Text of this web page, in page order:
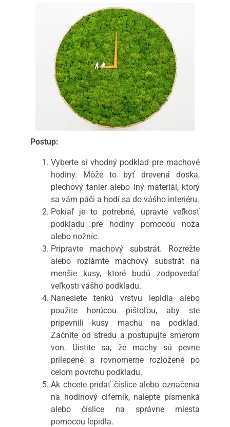
Postup:
Vyberte si vhodný podklad pre machové
hodiny. Môže to byť drevená doska,
plechový tanier alebo iný materiál, ktorý
sa vám páči a hodí sa do vášho interiéru.
Pokiaľ je to potrebné, upravte veľkosť
podkladu pre hodiny pomocou noža
alebo nožníc.
Pripravte machový substrát. Rozrežte
alebo rozlámte machový substrát na
menšie kusy, ktoré budú zodpovedať
veľkosti vášho podkladu.
Nanesiete tenkú vrstvu lepidla alebo
použite horúcou pištoľou, aby ste
pripevnili kusy machu na podklad.
Začnite od stredu a postupujte smerom
von. Uistite sa, že machy sú pevne
prilepené a rovnomerne rozložené po
celom povrchu podkladu.
Ak chcete pridať číslice alebo označenia
na hodinový ciferník, nalepte písmenká
alebo číslice na správne miesta
pomocou lepidla.